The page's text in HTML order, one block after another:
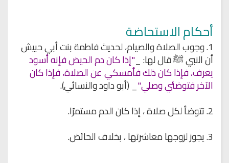
أحكام الاستحاضة
1. وجوب الصلاة والصيام، لحديث فاطمة بنت أبي حبيش
أن النبي ﷺ قال لها: _"إذا كان دم الحيض فإنه أسود
يعرف، فإذا كان ذلك فأمسكي عن الصلاة، فإذا كان
الآخر فتوضئي وصلي"_ (أبو داود والنسائي).
2. تتوضأ لكل صلاة ، إذا كان الدم مستمرًا.
3. يجوز لزوجها معاشرتها ، بخلاف الحائض.